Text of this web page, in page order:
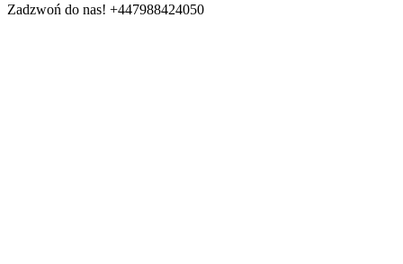
Zadzwoń do nas! +447988424050